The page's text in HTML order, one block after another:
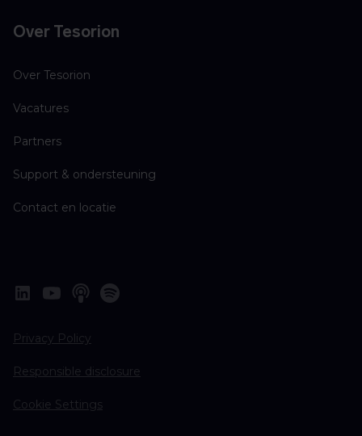
Over Tesorion
Over Tesorion
Vacatures
Partners
Support & ondersteuning
Contact en locatie
Privacy Policy
Responsible disclosure
Cookie Settings